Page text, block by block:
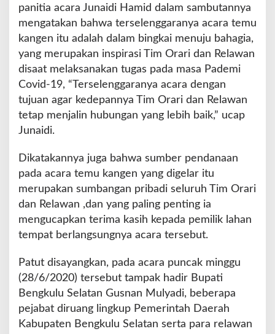
s
h
a
t
a
panitia acara Junaidi Hamid dalam sambutannya
mengatakan bahwa terselenggaranya acara temu
kangen itu adalah dalam bingkai menuju bahagia,
yang merupakan inspirasi Tim Orari dan Relawan
disaat melaksanakan tugas pada masa Pademi
Covid-19, “Terselenggaranya acara dengan
tujuan agar kedepannya Tim Orari dan Relawan
tetap menjalin hubungan yang lebih baik,” ucap
Junaidi.
Dikatakannya juga bahwa sumber pendanaan
pada acara temu kangen yang digelar itu
merupakan sumbangan pribadi seluruh Tim Orari
dan Relawan ,dan yang paling penting ia
mengucapkan terima kasih kepada pemilik lahan
tempat berlangsungnya acara tersebut.
Patut disayangkan, pada acara puncak minggu
(28/6/2020) tersebut tampak hadir Bupati
Bengkulu Selatan Gusnan Mulyadi, beberapa
pejabat diruang lingkup Pemerintah Daerah
Kabupaten Bengkulu Selatan serta para relawan